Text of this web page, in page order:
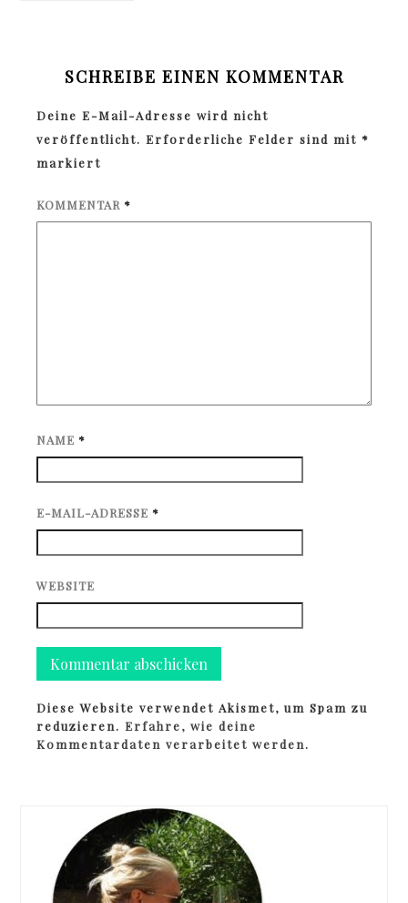
SCHREIBE EINEN KOMMENTAR
Deine E-Mail-Adresse wird nicht
veröffentlicht. Erforderliche Felder sind mit *
markiert
KOMMENTAR *
NAME *
E-MAIL-ADRESSE *
WEBSITE
Diese Website verwendet Akismet, um Spam zu
reduzieren.Erfahre, wie deine
Kommentardaten verarbeitet werden.